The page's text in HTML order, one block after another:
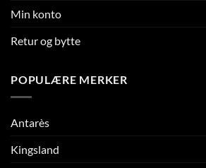
Min konto
Retur og bytte
POPULÆRE MERKER
Antarès
Kingsland